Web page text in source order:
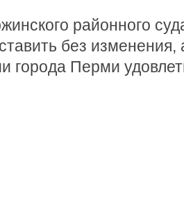
районного
без
города Перми